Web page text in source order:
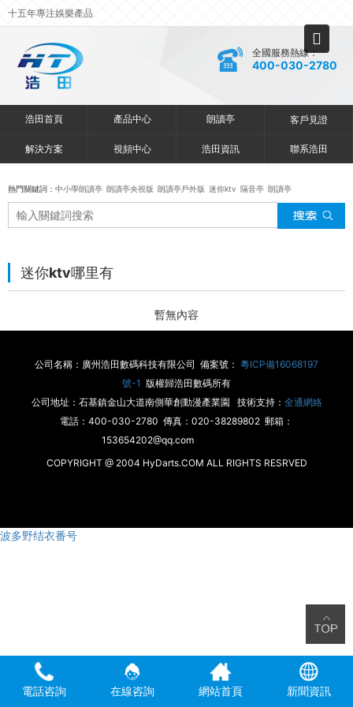
十五年專注娛樂產品
全國服務熱線：
400-030-2780
浩田首頁 產品中心 朗讀亭 客戶見證
解決方案 視頻中心 浩田資訊 聯系浩田
熱門關鍵詞： 中小學朗讀亭 朗讀亭央視版 朗讀亭戶外版 迷你ktv 隔音亭 朗讀亭
迷你ktv哪里有
暫無內容
公司名稱：廣州浩田數碼科技有限公司 備案號： 粵ICP備16068197
號-1 版權歸浩田數碼所有
公司地址：石基鎮金山大道南側華創動漫產業園 技術支持： 全通網絡
電話：400-030-2780 傳真：020-38289802 郵箱：
153654202@qq.com
COPYRIGHT @ 2004 HyDarts.COM ALL RIGHTS RESRVED
電話咨詢 在線咨詢 網站首頁 新聞資訊
波多野结衣番号